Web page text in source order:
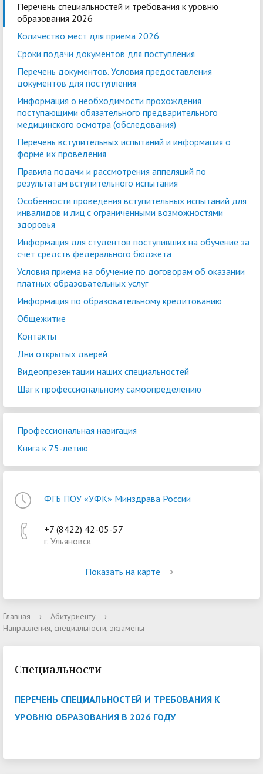
Перечень специальностей и требования к уровню
образования 2026
Количество мест для приема 2026
Сроки подачи документов для поступления
Перечень документов. Условия предоставления
документов для поступления
Информация о необходимости прохождения
поступающими обязательного предварительного
медицинского осмотра (обследования)
Перечень вступительных испытаний и информация о
форме их проведения
Правила подачи и рассмотрения аппеляций по
результатам вступительного испытания
Особенности проведения вступительных испытаний для
инвалидов и лиц с ограниченными возможностями
здоровья
Информация для студентов поступивших на обучение за
счет средств федерального бюджета
Условия приема на обучение по договорам об оказании
платных образовательных услуг
Информация по образовательному кредитованию
Общежитие
Контакты
Дни открытых дверей
Видеопрезентации наших специальностей
Шаг к профессиональному самоопределению
Профессиональная навигация
Книга к 75-летию
ФГБ ПОУ «УФК» Минздрава России
+7 (8422) 42-05-57
г. Ульяновск
Показать на карте
Главная › Абитуриенту
›
Направления, специальности, экзамены
Cпециальности
ПЕРЕЧЕНЬ СПЕЦИАЛЬНОСТЕЙ И ТРЕБОВАНИЯ К
УРОВНЮ ОБРАЗОВАНИЯ В 2026 ГОДУ